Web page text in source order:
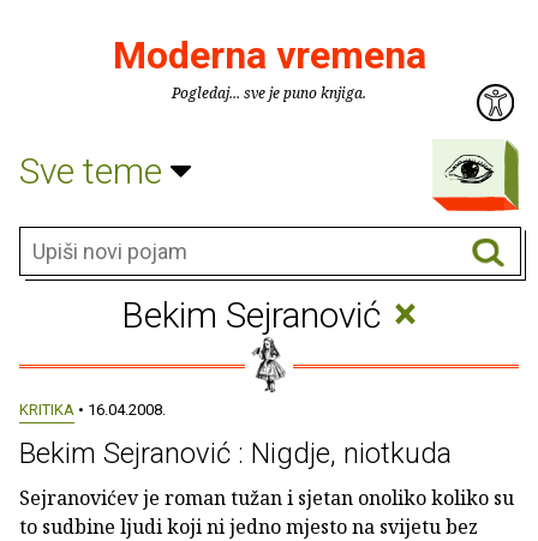
Moderna vremena
Pogledaj... sve je puno knjiga.
Sve teme
Bekim Sejranović ×
KRITIKA • 16.04.2008.
Bekim Sejranović : Nigdje, niotkuda
Sejranovićev je roman tužan i sjetan onoliko koliko su
to sudbine ljudi koji ni jedno mjesto na svijetu bez